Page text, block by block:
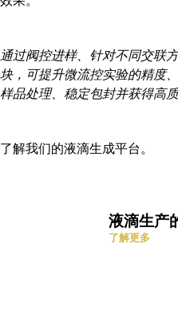
通过阀控进样、针对不同交联
块，可提升微流控实验的精度
样品处理、稳定包封并获得高
了解我们的液滴生成平台。
液滴生产
了解更多